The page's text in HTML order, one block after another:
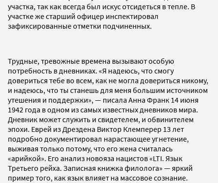
участка, так как всегда был искус отсидеться в тепле. В
участке же старший офицер инспектировал
зафиксированные отметки подчиненных.
Трудные, тревожные времена вызывают особую
потребность в дневниках. «Я надеюсь, что смогу
довериться тебе во всем, как не могла довериться никому,
и надеюсь, что ты станешь для меня большим источником
утешения и поддержки», — писала Анна Франк 14 июня
1942 года в одном из самых известных дневников мира.
Дневник может служить и свидетелем, и обвинителем
эпохи. Еврей из Дрездена Виктор Клемперер 13 лет
подробно документировал нарастающее угнетение,
выживая только потому, что его жена считалась
«арийкой». Его анализ новояза нацистов «LTI. Язык
Третьего рейха. Записная книжка филолога» — яркий
пример того, как язык влияет на массовое сознание.